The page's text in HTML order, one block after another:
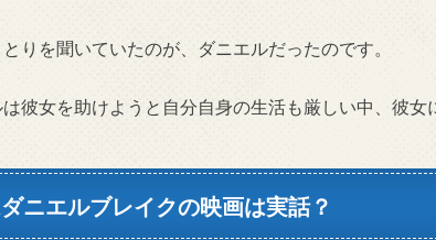
とりを聞いていたのが、ダニエルだったのです。
彼女を助けようと自分自身の生活も厳しい中、彼女
ニエルブレイクの映画は実話？